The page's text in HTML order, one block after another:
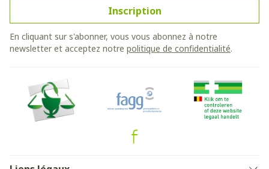
Inscription
En cliquant sur s'abonner, vous vous abonnez à notre
newsletter et acceptez notre politique de confidentialité.